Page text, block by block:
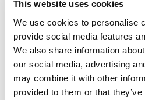
This website uses cookies
We use cookies to personalise
provide social media features
We also share information
our social media, advertising
may combine it with other
provided to them or that